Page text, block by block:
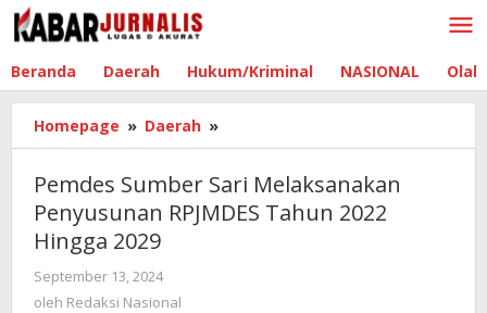
Lewati
ke
Beranda Daerah Hukum/Kriminal NASIONAL
Homepage » Daerah »
Sumber
Melaksanakan
Penyusunan
Pemdes Sumber Sari Melaksanakan
Penyusunan RPJMDES Tahun 2022
Hingga 2029
September 13, 2024
Redaksi
oleh Redaksi Nasional